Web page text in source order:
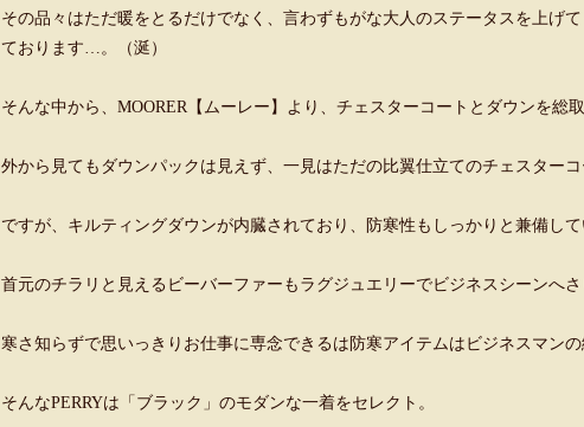
その品々はただ暖をとるだけでなく、言わずもがな大人のステータスを上げ
ております…。（涎）
そんな中から、MOORER【ムーレー】より、チェスターコートとダウンを総取
外から見てもダウンパックは見えず、一見はただの比翼仕立てのチェスターコ
ですが、キルティングダウンが内臓されており、防寒性もしっかりと兼備して
首元のチラリと見えるビーバーファーもラグジュエリーでビジネスシーンへさ
寒さ知らずで思いっきりお仕事に専念できるは防寒アイテムはビジネスマンの
そんなPERRYは「ブラック」のモダンな一着をセレクト。